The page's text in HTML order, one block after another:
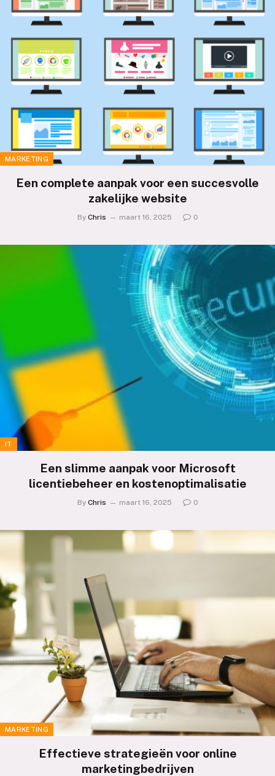
MARKETING
Een complete aanpak voor een succesvolle
zakelijke website
By Chris maart 16, 2025 0
IT
Een slimme aanpak voor Microsoft
licentiebeheer en kostenoptimalisatie
By Chris maart 16, 2025 0
MARKETING
Effectieve strategieën voor online
marketingbedrijven